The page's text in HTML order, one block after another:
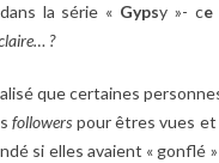
la série « Gypsy »- ce
?
que certaines
followers pour êtres vues et
si elles avaient « gonflé